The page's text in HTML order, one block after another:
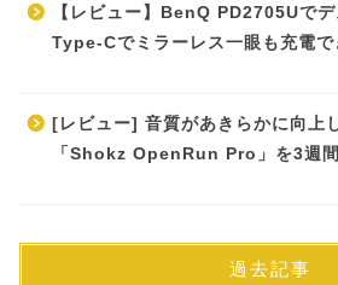
【レビュー】BenQ PD2705Uで
Type-Cでミラーレス一眼も充電で
[レビュー] 音質があきらかに向上
「Shokz OpenRun Pro」を3週
過去記事